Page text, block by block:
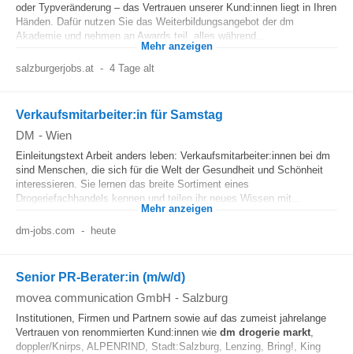
oder Typveränderung – das Vertrauen unserer Kund:innen liegt in Ihren
Händen. Dafür nutzen Sie das Weiterbildungsangebot der dm
Akademie und nehmen an Awards teil, alles während...
Mehr anzeigen
salzburgerjobs.at - 4 Tage alt
Verkaufsmitarbeiter:in für Samstag
DM - Wien
Einleitungstext Arbeit anders leben: Verkaufsmitarbeiter:innen bei dm
sind Menschen, die sich für die Welt der Gesundheit und Schönheit
interessieren. Sie lernen das breite Sortiment eines
Drogeriefachhandels kennen und teilen ihr neues Wissen mit...
Mehr anzeigen
dm-jobs.com - heute
Senior PR-Berater:in (m/w/d)
movea communication GmbH - Salzburg
Institutionen, Firmen und Partnern sowie auf das zumeist jahrelange
Vertrauen von renommierten Kund:innen wie dm drogerie markt,
doppler/Knirps, ALPENRIND, Stadt:Salzburg, Lenzing, Bring!, King